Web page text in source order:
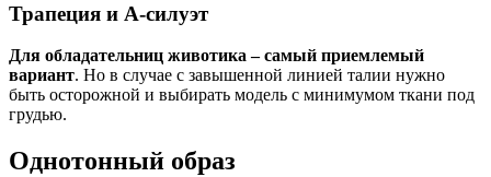
Трапеция и А-силуэт
Для обладательниц животика – самый приемлемый
вариант. Но в случае с завышенной линией талии нужно
быть осторожной и выбирать модель с минимумом ткани под
грудью.
Однотонный образ